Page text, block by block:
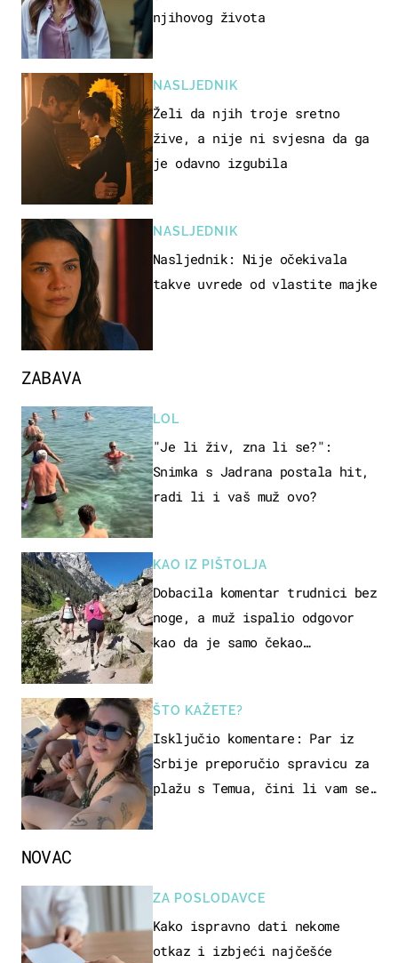
ZABAVA
LOL
"Je li živ, zna li se?":
Snimka s Jadrana postala hit,
radi li i vaš muž ovo?
KAO IZ PIŠTOLJA
Dobacila komentar trudnici bez
noge, a muž ispalio odgovor
kao da je samo čekao…
ŠTO KAŽETE?
Isključio komentare: Par iz
Srbije preporučio spravicu za
plažu s Temua, čini li vam se
njihovog života
NASLJEDNIK
Želi da njih troje sretno
žive, a nije ni svjesna da ga
je odavno izgubila
NASLJEDNIK
Nasljednik: Nije očekivala
takve uvrede od vlastite majke
NOVAC
ZA POSLODAVCE
Kako ispravno dati nekome
otkaz i izbjeći najčešće